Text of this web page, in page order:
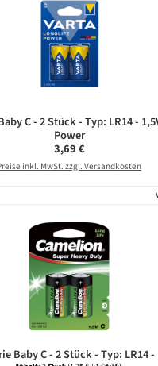
C - 2 Stück - Typ: LR14 -
Power
Regulärer Preis:
3,69 €
inkl. MwSt. zzgl. Versandkosten
Baby C - 2 Stück - Typ: LR14 -